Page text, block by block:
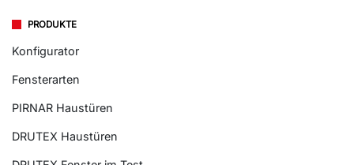
PRODUKTE
Konfigurator
Fensterarten
PIRNAR Haustüren
DRUTEX Haustüren